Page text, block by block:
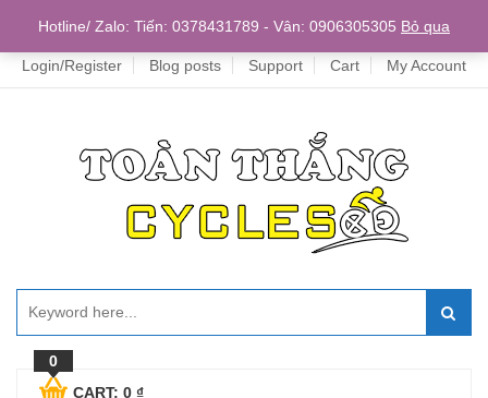
Home
Login/Register Blog posts Support Cart My Account
0
CART: 0 ₫
Hotline/ Zalo: Tiến: 0378431789 - Vân: 0906305305 Bỏ qua